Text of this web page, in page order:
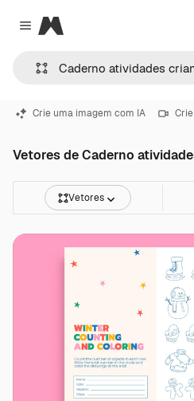
Close menu
Magnific
Crie uma imagem com IA
Vetores de Caderno
Vetores